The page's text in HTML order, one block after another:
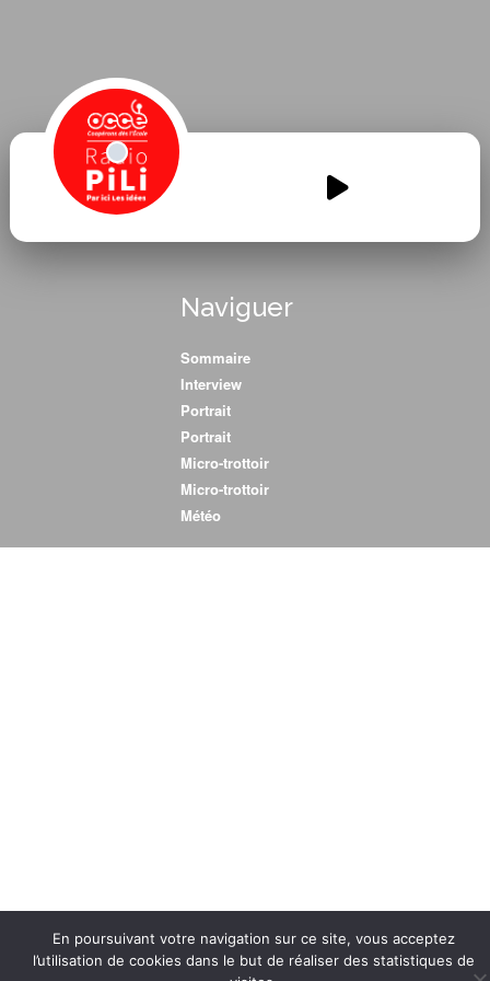
Naviguer
Sommaire
Interview
Portrait
Portrait
Micro-trottoir
Micro-trottoir
Météo
En poursuivant votre navigation sur ce site, vous acceptez
l’utilisation de cookies dans le but de réaliser des statistiques de